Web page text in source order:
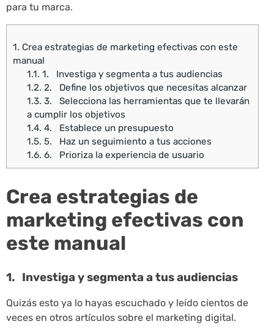
para tu marca.
1. Crea estrategias de marketing efectivas con este
manual
1.1. 1. Investiga y segmenta a tus audiencias
1.2. 2. Define los objetivos que necesitas alcanzar
1.3. 3. Selecciona las herramientas que te llevarán
a cumplir los objetivos
1.4. 4. Establece un presupuesto
1.5. 5. Haz un seguimiento a tus acciones
1.6. 6. Prioriza la experiencia de usuario
Crea estrategias de
marketing efectivas con
este manual
1. Investiga y segmenta a tus audiencias
Quizás esto ya lo hayas escuchado y leído cientos de
veces en otros artículos sobre el marketing digital.